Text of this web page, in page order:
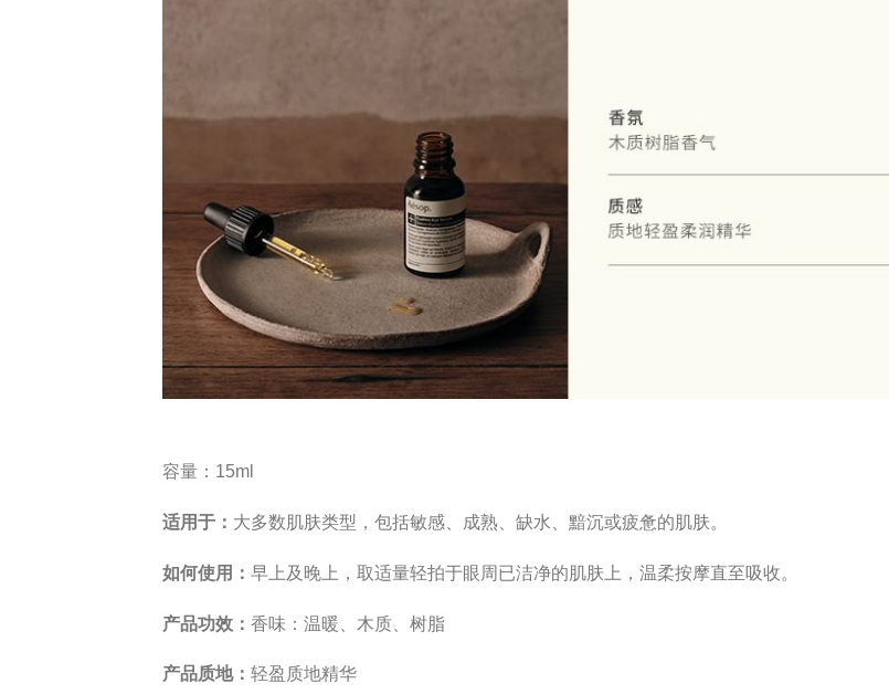
容量：15ml
适用于： 大多数肌肤类型，包括敏感、成熟、缺水、黯沉或疲惫的肌肤。
如何使用： 早上及晚上，取适量轻拍于眼周已洁净的肌肤上，温柔按摩直至吸收。
产品功效： 香味：温暖、木质、树脂
产品质地： 轻盈质地精华